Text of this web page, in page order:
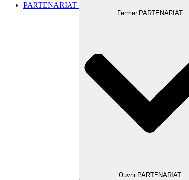
PARTENARIAT
Fermer PARTENARIAT
Ouvrir PARTENARIAT